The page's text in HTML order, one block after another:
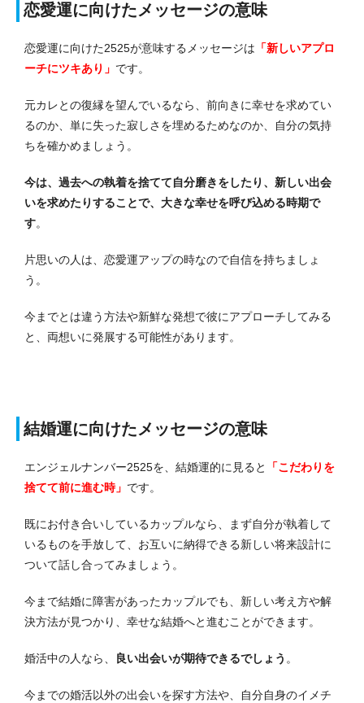
恋愛運に向けたメッセージの意味
恋愛運に向けた2525が意味するメッセージは 「新しいアプロ
ーチにツキあり」 です。
元カレとの復縁を望んでいるなら、前向きに幸せを求めてい
るのか、単に失った寂しさを埋めるためなのか、自分の気持
ちを確かめましょう。
今は、過去への執着を捨てて自分磨きをしたり、新しい出会
いを求めたりすることで、大きな幸せを呼び込める時期で
す。
片思いの人は、恋愛運アップの時なので自信を持ちましょ
う。
今までとは違う方法や新鮮な発想で彼にアプローチしてみる
と、両想いに発展する可能性があります。
結婚運に向けたメッセージの意味
エンジェルナンバー2525を、結婚運的に見ると
「こだわりを
捨てて前に進む時」 です。
既にお付き合いしているカップルなら、まず自分が執着して
いるものを手放して、お互いに納得できる新しい将来設計に
ついて話し合ってみましょう。
今まで結婚に障害があったカップルでも、新しい考え方や解
決方法が見つかり、幸せな結婚へと進むことができます。
婚活中の人なら、 良い出会いが期待できるでしょう 。
今までの婚活以外の出会いを探す方法や、自分自身のイメチ